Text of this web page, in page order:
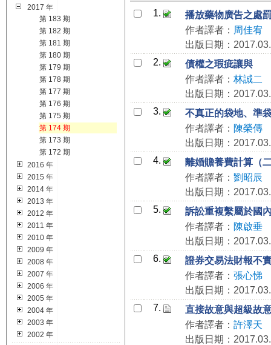
2017 年
第 183 期
第 182 期
第 181 期
第 180 期
第 179 期
第 178 期
第 177 期
第 176 期
第 175 期
第 174 期
第 173 期
第 172 期
2016 年
2015 年
2014 年
2013 年
2012 年
2011 年
2010 年
2009 年
2008 年
2007 年
2006 年
2005 年
2004 年
2003 年
2002 年
1.
播放藥物廣告之處
作者譯者： 周佳宥
出版日期：
2.
債權之瑕疵讓與
作者譯者： 林誠二
出版日期：
3.
不真正的袋地、準
作者譯者： 陳榮傳
出版日期：
4.
離婚贍養費計算（
作者譯者： 劉昭辰
出版日期：
5.
訴訟重複繫屬於國
作者譯者： 陳啟垂
出版日期：
6.
證券交易法財報不
作者譯者： 張心悌
出版日期：
7.
直接故意與超級故
作者譯者： 許澤天
出版日期：